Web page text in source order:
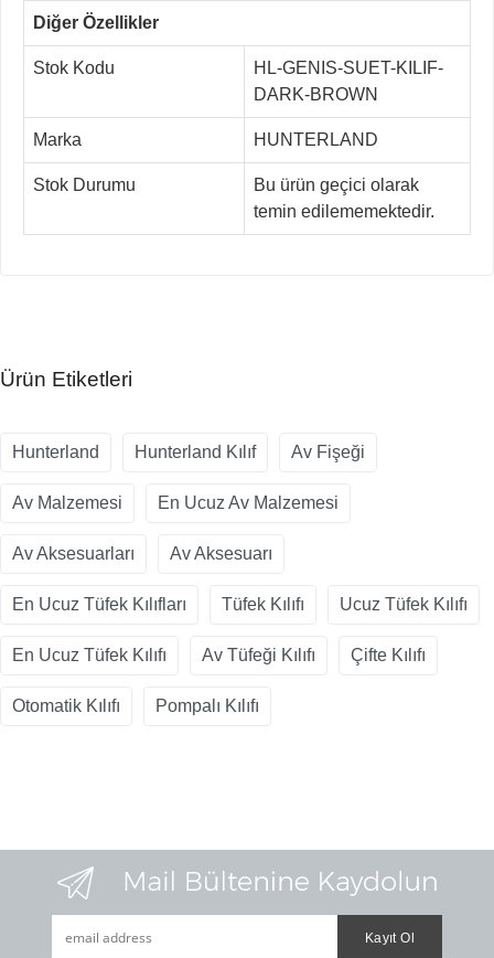
Diğer Özellikler
Stok Kodu
HL-GENIS-SUET-KILIF-
DARK-BROWN
Marka HUNTERLAND
Stok Durumu
Bu ürün geçici olarak
temin edilememektedir.
Ürün Etiketleri
Hunterland Hunterland Kılıf Av Fişeği
Av Malzemesi En Ucuz Av Malzemesi
Av Aksesuarları Av Aksesuarı
En Ucuz Tüfek Kılıfları Tüfek Kılıfı Ucuz Tüfek Kılıfı
En Ucuz Tüfek Kılıfı Av Tüfeği Kılıfı Çifte Kılıfı
Otomatik Kılıfı Pompalı Kılıfı